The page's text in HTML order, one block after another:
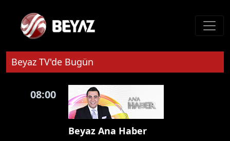
Beyaz TV'de Bugün
08:00
Beyaz Ana Haber